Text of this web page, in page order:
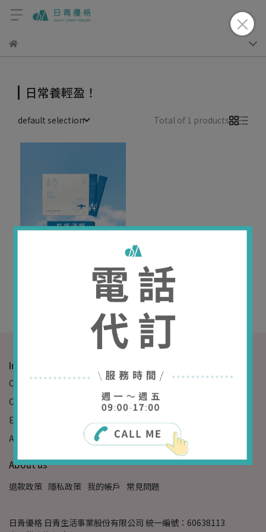
日常養輕盈！
default selection Total of 1 products
NT$1,580
Informations
Customer Service Hotline: 09-87654321
Customer Service Hours: 09:00-17:00
Email: example@email.com
Address: Waterloo, IN 46793, United States
About us
退款政策 隱私政策 我的帳戶 常見問題
日青優格 日青生活事業股份有限公司 統一編號：60638113